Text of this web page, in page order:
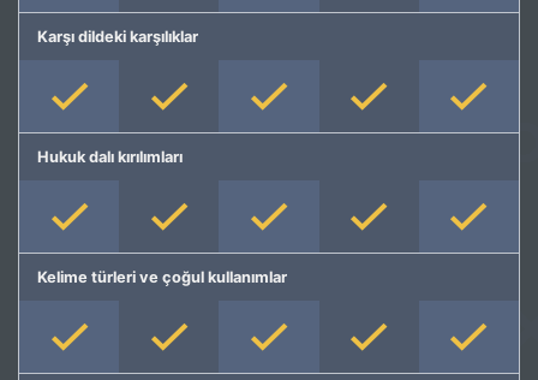
Karşı dildeki karşılıklar
Hukuk dalı kırılımları
Kelime türleri ve çoğul kullanımlar